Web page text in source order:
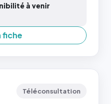
à venir
fiche
Téléconsultation